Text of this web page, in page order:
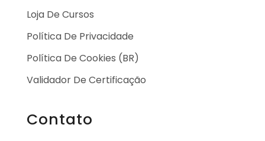
Loja De Cursos
Política De Privacidade
Política De Cookies (BR)
Validador De Certificação
Contato